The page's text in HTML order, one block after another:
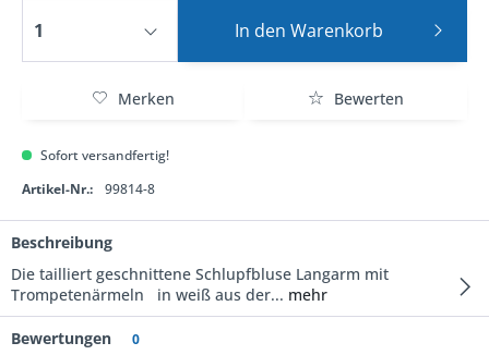
In den Warenkorb
Merken Bewerten
Sofort versandfertig!
Artikel-Nr.:
99814-8
Beschreibung
Die tailliert geschnittene Schlupfbluse Langarm mit
Trompetenärmeln in weiß aus der... mehr
Bewertungen 0